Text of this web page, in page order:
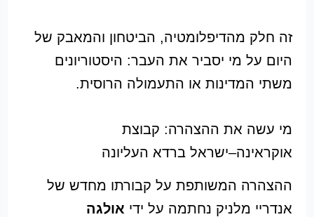
זה חלק מהדיפלומטיה, הביטחון והמאבק של
היום על מי יסביר את העבר: היסטוריונים
משתי המדינות או התעמולה הרוסית.
מי עשה את ההצהרה: קבוצת
אוקראינה–ישראל ברדא העליונה
ההצהרה המשותפת על קבורתו מחדש של
אנדריי מלניק נחתמה על ידי אולגה